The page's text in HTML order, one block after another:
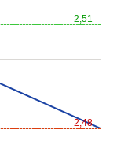
2,51
2,48